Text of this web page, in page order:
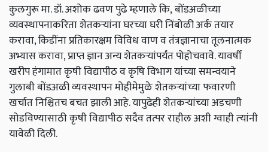
कुलगुरू मा. डॉ. अशोक ढवण पुढे म्हणाले कि,बोंडअळीच्‍या
व्‍यवस्‍थापनाकरिता शेतकऱ्यांना घरच्या घरी निंबोळी अर्क तयार
करावा, किडींना प्रतिकारक्षम विविध वाण व तंत्रज्ञानाचा तूलनात्मक
अभ्यास करावा, प्राप्त ज्ञान अन्य शेतकऱ्यांपर्यंत पोहोचवावे. यावर्षी
खरीप हंगामात कृषी विद्यापीठ व कृषि विभाग यांच्या समन्वयाने
गुलाबी बोंडअळी व्यवस्थापन मोहीमेमुळे शेतकऱ्यांच्या फवारणी
खर्चात निश्चितच बचत झाली आहे. यापुढेही शेतकऱ्यांच्‍या अडचणी
सोडविण्यासाठी कृषी विद्यापीठ सदैव तत्पर राहील अशी ग्वाही त्‍यांनी
यावेळी दिली.